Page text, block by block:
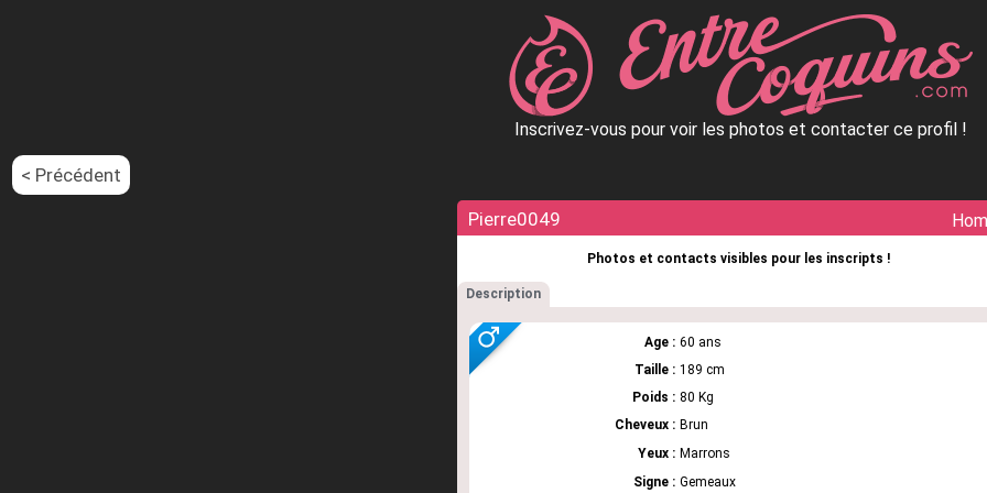
Inscrivez-vous pour voir les photos et contacter ce profil !
< Précédent
Pierre0049
Photos et contacts visibles pour les inscripts !
Description
Age : 60 ans
Taille : 189 cm
Poids : 80 Kg
Cheveux : Brun
Yeux : Marrons
Signe : Gemeaux